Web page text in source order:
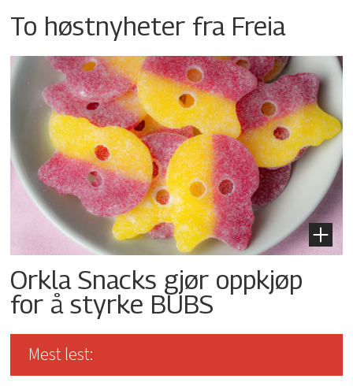
To høstnyheter fra Freia
Orkla Snacks gjør oppkjøp
for å styrke BUBS
Mest lest: